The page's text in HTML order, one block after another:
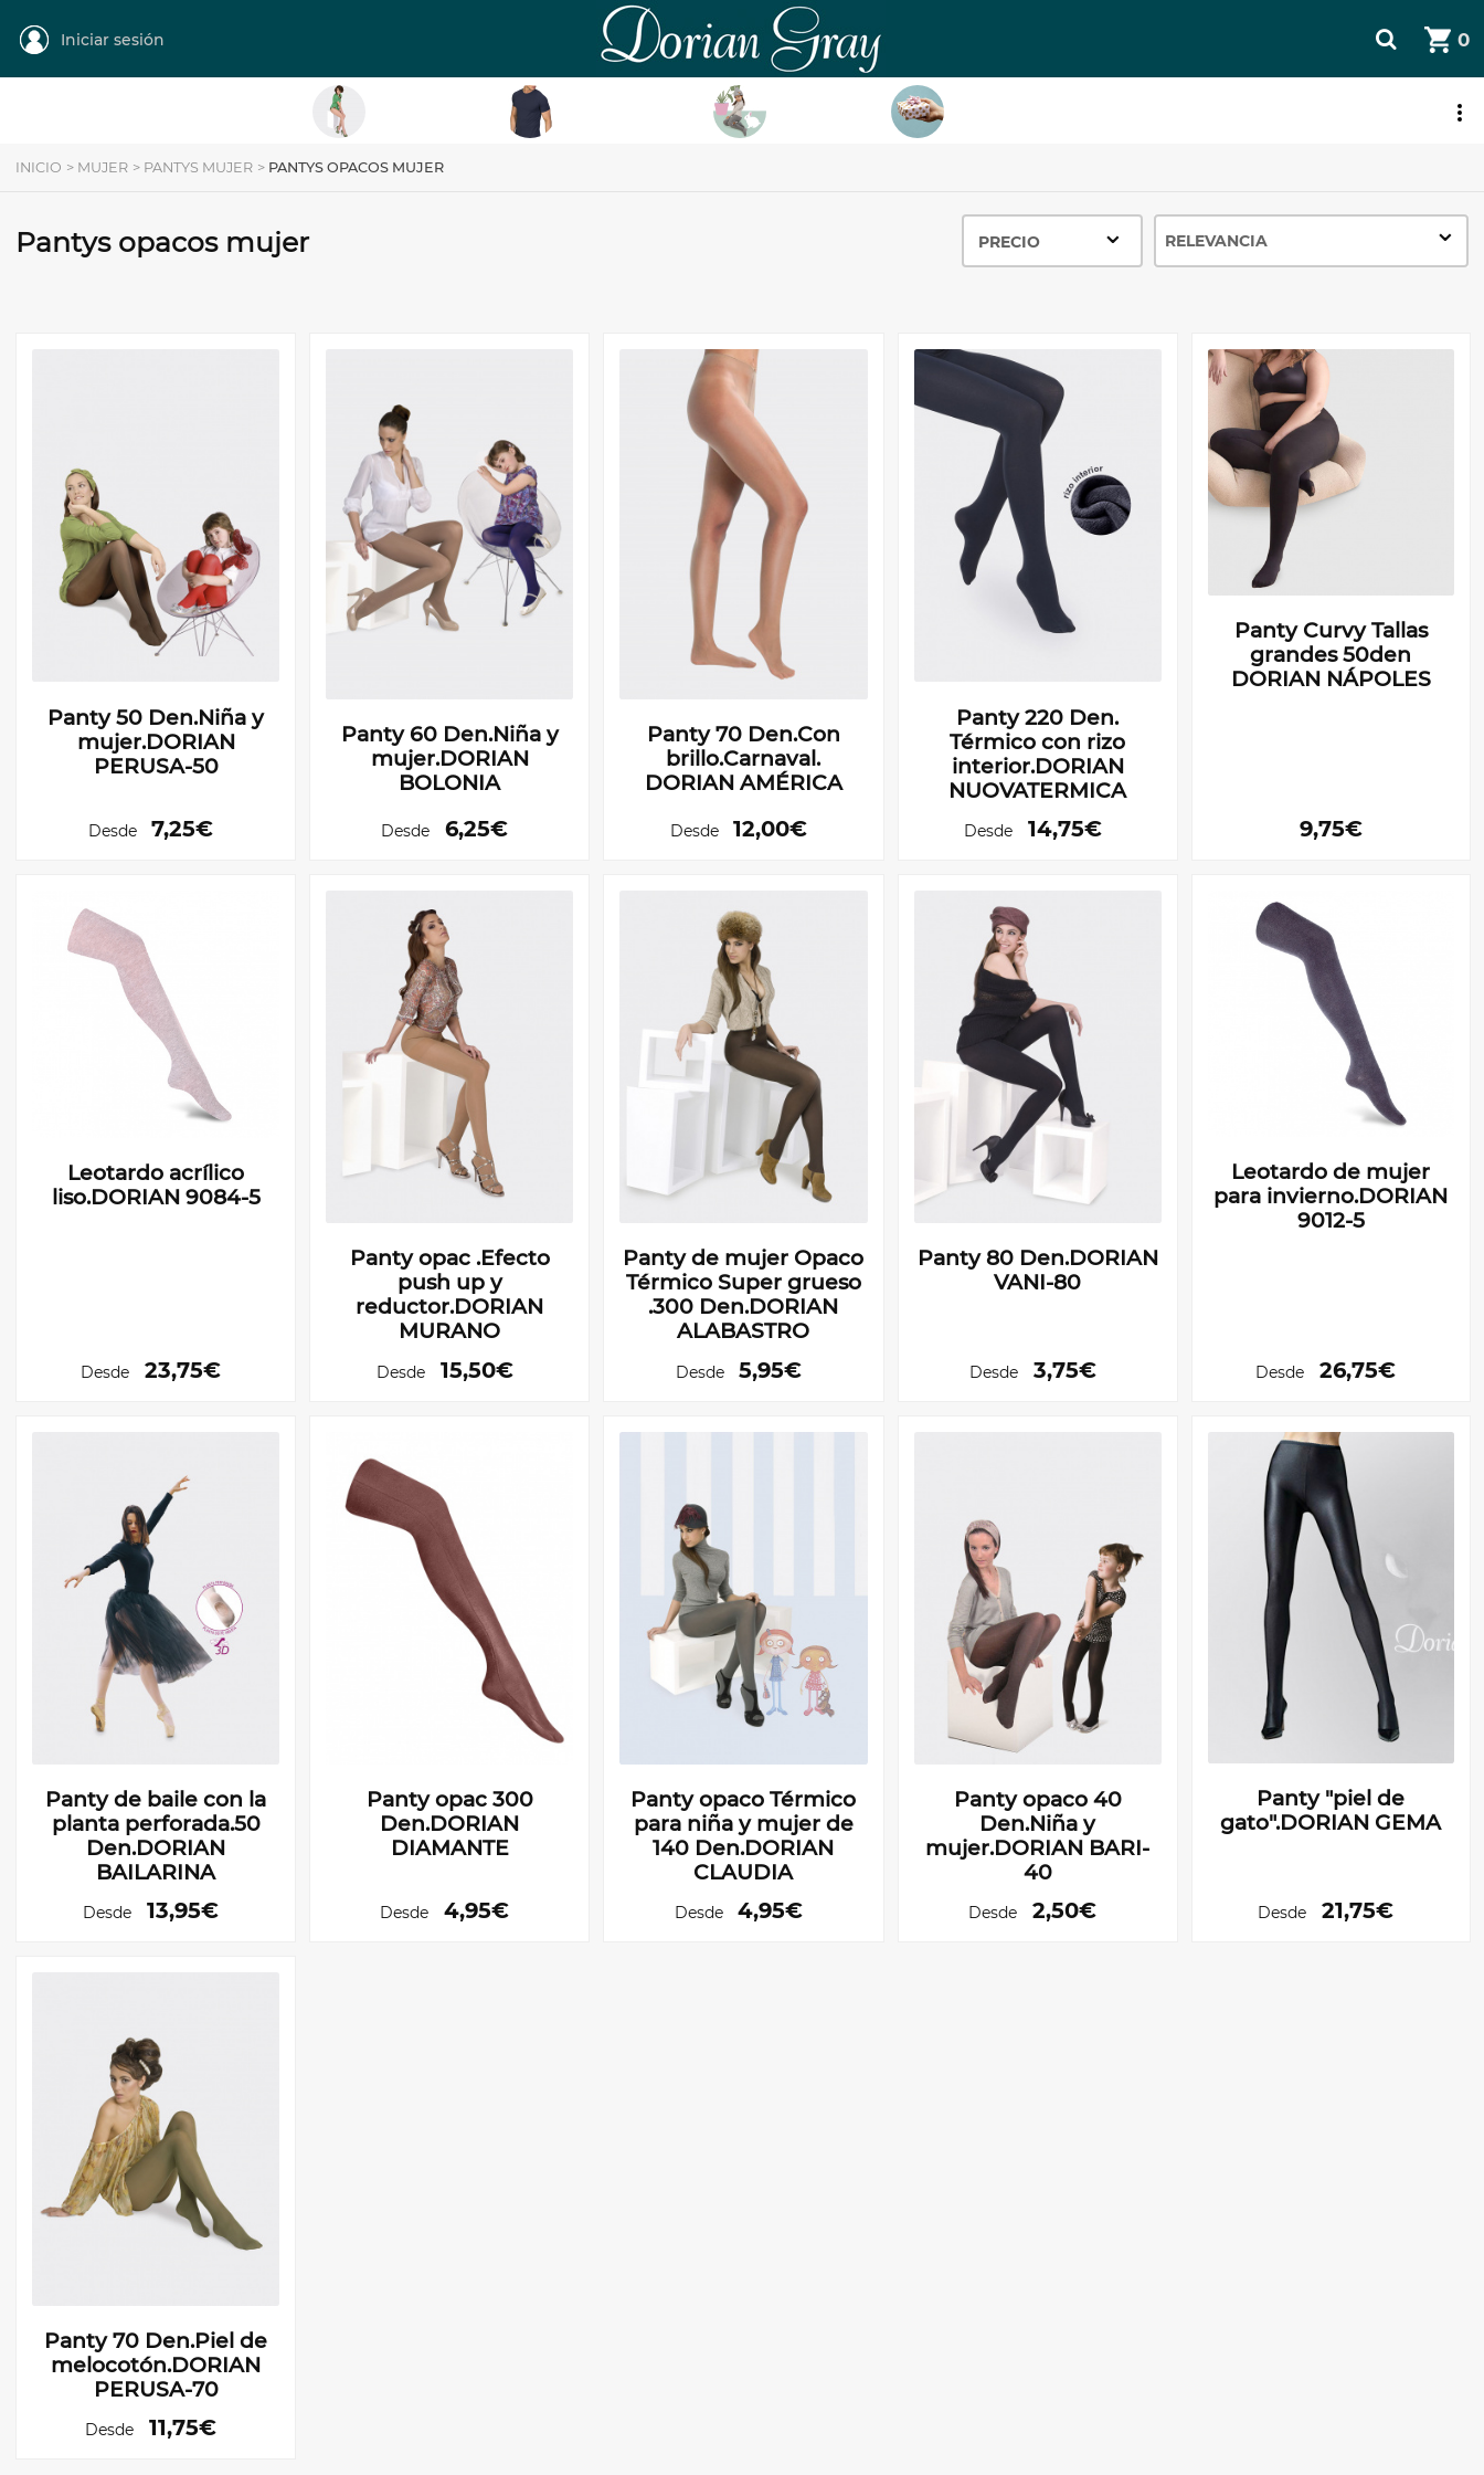
Iniciar sesión
DorianGray
0
Categoría
INICIO > MUJER > PANTYS MUJER > PANTYS OPACOS MUJER
Pantys opacos mujer PRECIO
14 - 21 Eur
21 - 27 Eur
Panty 50 Den.Niña y
mujer.DORIAN
PERUSA-50
Desde 7,25€
Panty 60 Den.Niña y
mujer.DORIAN
BOLONIA
Desde 6,25€
Panty 70 Den.Con
brillo.Carnaval.
DORIAN AMÉRICA
Desde 12,00€
Panty 220 Den.
Térmico con rizo
interior.DORIAN
NUOVATERMICA
Desde 14,75€
Panty Curvy Tallas
grandes 50den
DORIAN NÁPOLES
9,75€
Leotardo acrílico
liso.DORIAN 9084-5
Desde 23,75€
Panty opac .Efecto
push up y
reductor.DORIAN
MURANO
Desde 15,50€
Panty de mujer Opaco
Térmico Super grueso
.300 Den.DORIAN
ALABASTRO
Desde 5,95€
Panty 80 Den.DORIAN
VANI-80
Desde 3,75€
Leotardo de mujer
para invierno.DORIAN
9012-5
Desde 26,75€
Panty de baile con la
planta perforada.50
Den.DORIAN
BAILARINA
Desde 13,95€
Panty opac 300
Den.DORIAN
DIAMANTE
Desde 4,95€
Panty opaco Térmico
para niña y mujer de
140 Den.DORIAN
CLAUDIA
Desde 4,95€
Panty opaco 40
Den.Niña y
mujer.DORIAN BARI-
40
Desde 2,50€
Panty "piel de
gato".DORIAN GEMA
Desde 21,75€
Panty 70 Den.Piel de
melocotón.DORIAN
PERUSA-70
Desde 11,75€